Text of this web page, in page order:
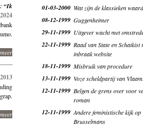
“Ik
01-03-2000 Wat zijn de klassieken
08-12-1999 Guggenheimer
29-11-1999 Uitgever wacht met
22-11-1999 Raad van State en Schatkist
inbraak website
18-11-1999 Misbruik van procedure
13-11-1999 Voze scheldpartij van
12-11-1999 Belgen de grens over voor
roman
12-11-1999 Andere feministische kijk op
Brusselmans